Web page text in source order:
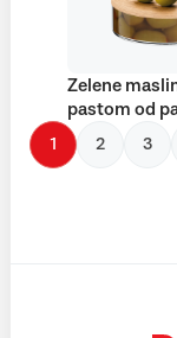
Zelene
pastom od
1 2 3